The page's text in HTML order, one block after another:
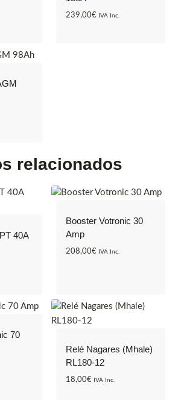
239,00€ IVA Inc.
relacionados
40A
Booster Votronic 30
Amp
208,00€ IVA Inc.
70
Relé Nagares (Mhale)
RL180-12
18,00€ IVA Inc.